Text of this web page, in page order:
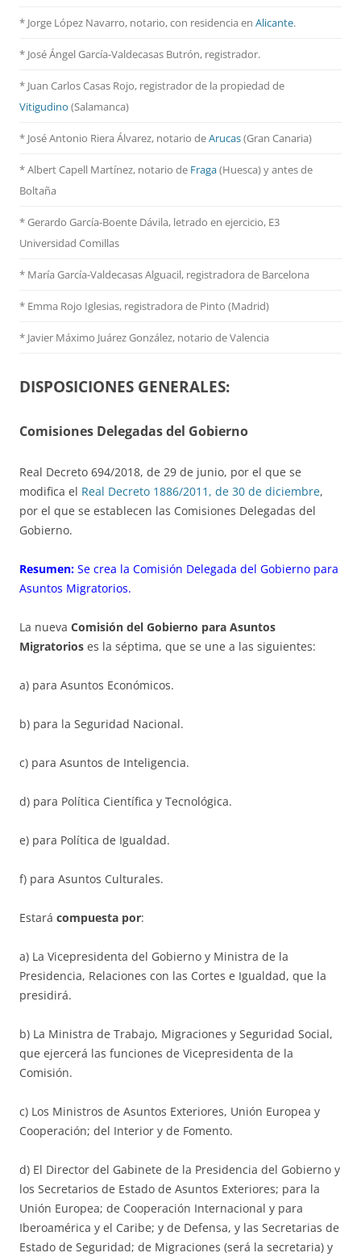
* Jorge López Navarro, notario, con residencia en Alicante.
* José Ángel García-Valdecasas Butrón, registrador.
* Juan Carlos Casas Rojo, registrador de la propiedad de
Vitigudino (Salamanca)
* José Antonio Riera Álvarez, notario deArucas(Gran Canaria)
* Albert Capell Martínez, notario de Fraga(Huesca) y antes de
Boltaña
* Gerardo García-Boente Dávila, letrado en ejercicio, E3
Universidad Comillas
* María García-Valdecasas Alguacil, registradora de Barcelona
* Emma Rojo Iglesias, registradora de Pinto (Madrid)
* Javier Máximo Juárez González, notario de Valencia
DISPOSICIONES GENERALES:
Comisiones Delegadas del Gobierno
Real Decreto 694/2018, de 29 de junio, por el que se
modifica el Real Decreto 1886/2011, de 30 de diciembre,
por el que se establecen las Comisiones Delegadas del
Gobierno.
Resumen: Se crea la Comisión Delegada del Gobierno para
Asuntos Migratorios.
La nueva Comisión del Gobierno para Asuntos
Migratorios es la séptima, que se une a las siguientes:
a) para Asuntos Económicos.
b) para la Seguridad Nacional.
c) para Asuntos de Inteligencia.
d) para Política Científica y Tecnológica.
e) para Política de Igualdad.
f) para Asuntos Culturales.
Estará compuesta por:
a) La Vicepresidenta del Gobierno y Ministra de la
Presidencia, Relaciones con las Cortes e Igualdad, que la
presidirá.
b) La Ministra de Trabajo, Migraciones y Seguridad Social,
que ejercerá las funciones de Vicepresidenta de la
Comisión.
c) Los Ministros de Asuntos Exteriores, Unión Europea y
Cooperación; del Interior y de Fomento.
d) El Director del Gabinete de la Presidencia del Gobierno y
los Secretarios de Estado de Asuntos Exteriores; para la
Unión Europea; de Cooperación Internacional y para
Iberoamérica y el Caribe; y de Defensa, y las Secretarias de
Estado de Seguridad; de Migraciones (será la secretaria) y